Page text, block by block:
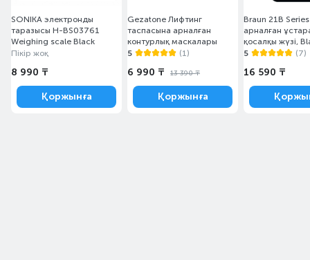
SONIKA электронды
таразысы H-BS03761
Weighing scale Black
Пікір жоқ
8 990 ₸
Қоржынға
Gezatone Лифтинг
таспасына арналған
контурлық маскалары
5
(1)
6 990 ₸ 13 390 ₸
Қоржынға
Braun 21B Series 3
арналған
қосалқы жүзі,
5
(7)
16 590 ₸